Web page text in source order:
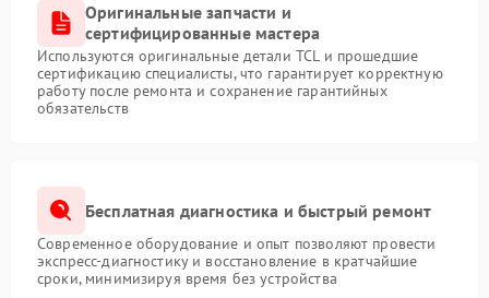
Оригинальные запчасти и
сертифицированные мастера
Используются оригинальные детали TCL и прошедшие
сертификацию специалисты, что гарантирует корректную
работу после ремонта и сохранение гарантийных
обязательств
Бесплатная диагностика и быстрый ремонт
Современное оборудование и опыт позволяют провести
экспресс-диагностику и восстановление в кратчайшие
сроки, минимизируя время без устройства